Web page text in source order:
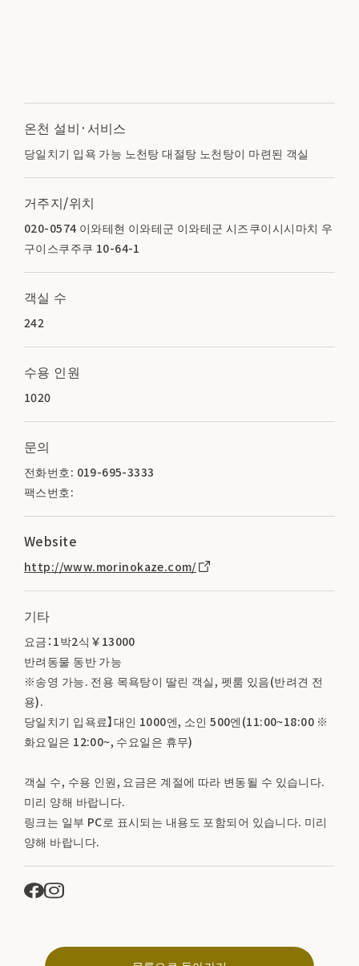
온천 설비·서비스
당일치기 입욕 가능 노천탕 대절탕 노천탕이 마련된 객실
거주지/위치
020-0574 이와테현 이와테군 이와테군 시즈쿠이시시마치 우
구이스쿠주쿠 10-64-1
객실 수
242
수용 인원
1020
문의
전화번호: 019-695-3333
팩스번호:
Website
http://www.morinokaze.com/
기타
요금：1박2식 ￥13000
반려동물 동반 가능
※송영 가능. 전용 목욕탕이 딸린 객실, 펫룸 있음(반려견 전
용).
당일치기 입욕료】대인 1000엔, 소인 500엔(11:00~18:00 ※
화요일은 12:00~, 수요일은 휴무)
객실 수, 수용 인원, 요금은 계절에 따라 변동될 수 있습니다.
미리 양해 바랍니다.
링크는 일부 PC로 표시되는 내용도 포함되어 있습니다. 미리
양해 바랍니다.